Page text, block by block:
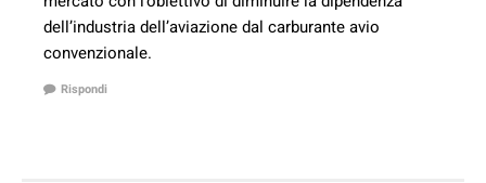
dell’industria dell’aviazione dal carburante avio
convenzionale.
Rispondi